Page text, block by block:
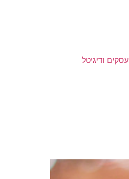
עסקים ודיגיטל